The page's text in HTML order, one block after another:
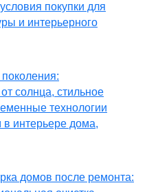
покупки для
и интерьерного
солнца, стильное
технологии
интерьере дома,
домов после ремонта: